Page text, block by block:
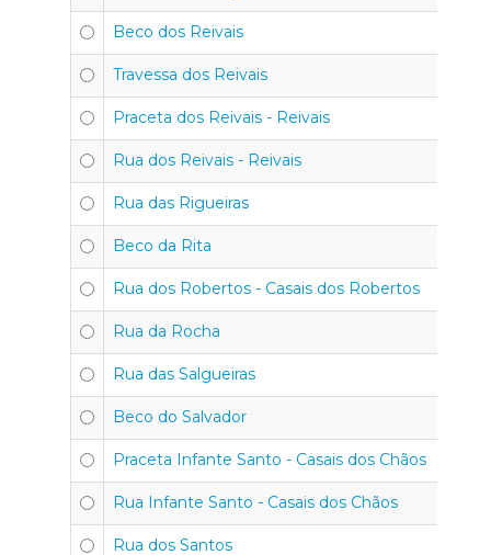
Beco dos Reivais
Travessa dos Reivais
Praceta dos Reivais - Reivais
Rua dos Reivais - Reivais
Rua das Rigueiras
Beco da Rita
Rua dos Robertos - Casais dos Robertos
Rua da Rocha
Rua das Salgueiras
Beco do Salvador
Praceta Infante Santo - Casais dos Chãos
Rua Infante Santo - Casais dos Chãos
Rua dos Santos